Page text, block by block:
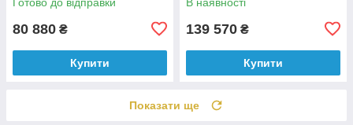
260 мм
80 880 ₴
Купити
139 570 ₴
Купити
Показати ще